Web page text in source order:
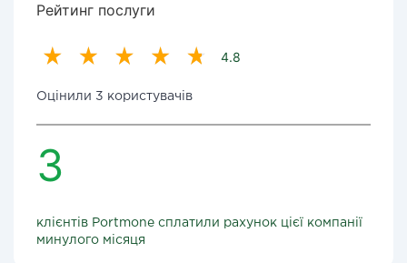
Рейтинг послуги
4.8
Оцінили 3 користувачів
3
клієнтів Portmone сплатили рахунок цієї компанії
минулого місяця